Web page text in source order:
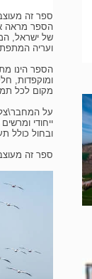
ספר זה
הספר מראה
של ישראל,
ועריה
ומוקפדות,
מקום לכל
ייחודי
ובחול כולל
ספר זה